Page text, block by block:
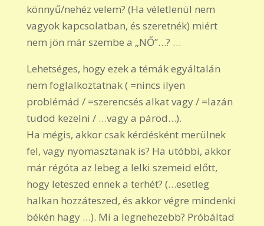
könnyű/nehéz velem? (Ha véletlenül nem
vagyok kapcsolatban, és szeretnék) miért
nem jön már szembe a „NŐ”…? …
Lehetséges, hogy ezek a témák egyáltalán
nem foglalkoztatnak ( =nincs ilyen
problémád / =szerencsés alkat vagy / =lazán
tudod kezelni / …vagy a párod…).
Ha mégis, akkor csak kérdésként merülnek
fel, vagy nyomasztanak is? Ha utóbbi, akkor
már régóta az lebeg a lelki szemeid előtt,
hogy leteszed ennek a terhét? (…esetleg
halkan hozzáteszed, és akkor végre mindenki
békén hagy …). Mi a legnehezebb? Próbáltad